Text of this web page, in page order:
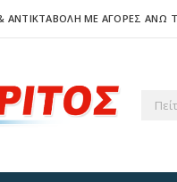
ΑΝΤΙΚΤΑΒΟΛΗ ΜΕ ΑΓΟΡΕΣ ΑΝΩ